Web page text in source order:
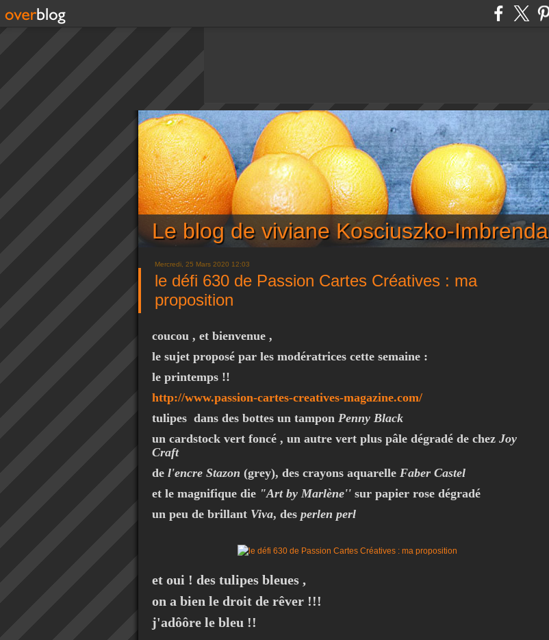
Le blog de viviane Kosciuszko-Imbrenda
Mercredi, 25 Mars 2020 12:03
le défi 630 de Passion Cartes Créatives : ma
proposition
coucou , et bienvenue ,
le sujet proposé par les modératrices cette semaine :
le printemps !!
http://www.passion-cartes-creatives-magazine.com/
tulipes dans des bottes un tampon Penny Black
un cardstock vert foncé , un autre vert plus pâle dégradé de chez Joy
Craft
de l'encre Stazon (grey), des crayons aquarelle Faber Castel
et le magnifique die "Art by Marlène'' sur papier rose dégradé
un peu de brillant Viva, des perlen perl
et oui ! des tulipes bleues ,
on a bien le droit de rêver !!!
j'adôôre le bleu !!